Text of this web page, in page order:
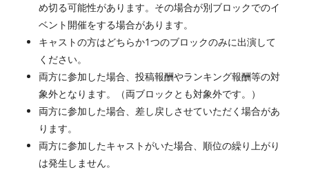
め切る可能性があります。その場合が別ブロックでのイ
ベント開催をする場合があります。
キャストの方はどちらか1つのブロックのみに出演して
ください。
両方に参加した場合、投稿報酬やランキング報酬等の対
象外となります。（両ブロックとも対象外です。）
両方に参加した場合、差し戻しさせていただく場合があ
ります。
両方に参加したキャストがいた場合、順位の繰り上がり
は発生しません。